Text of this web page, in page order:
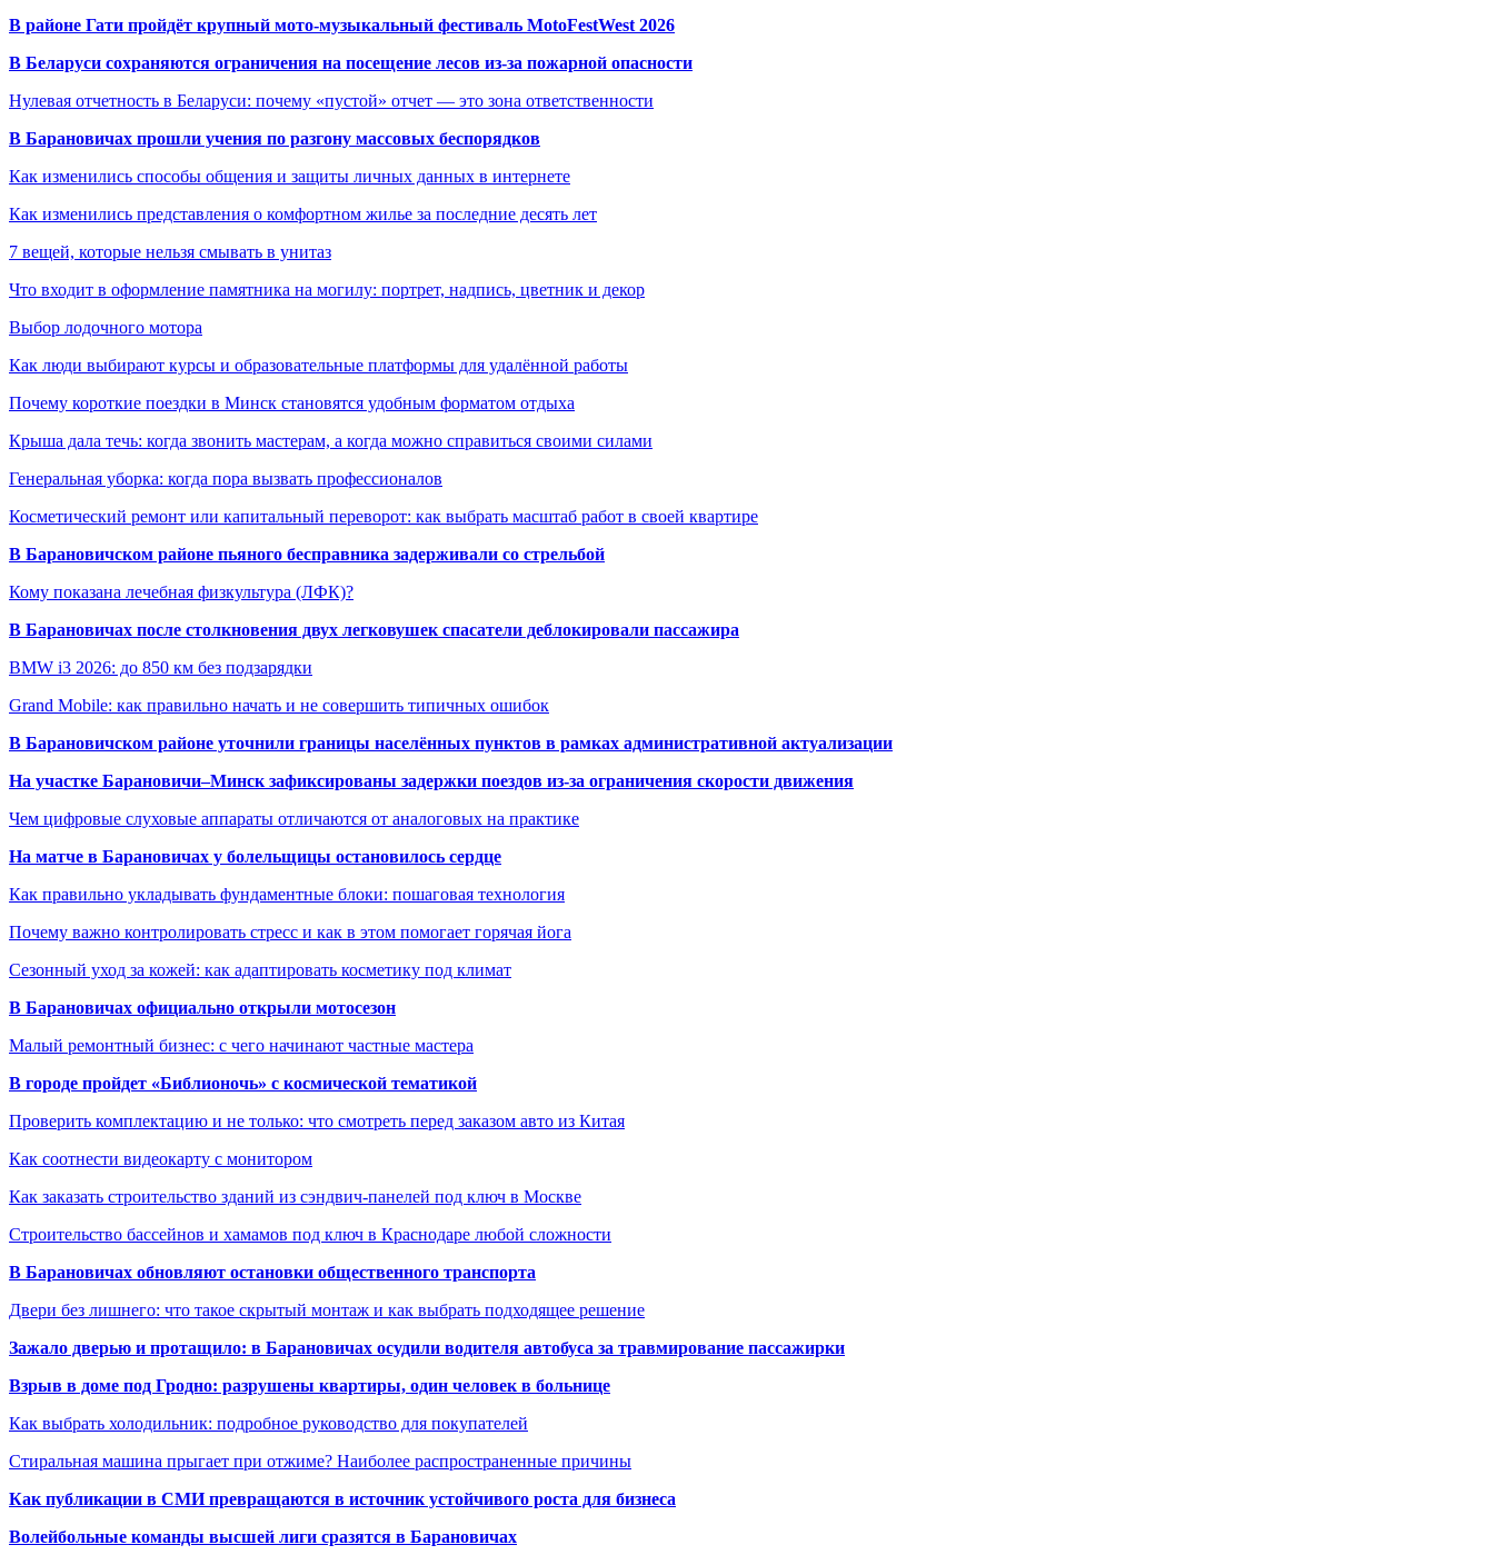
В районе Гати пройдёт крупный мото-музыкальный фестиваль MotoFestWest 2026
В Беларуси сохраняются ограничения на посещение лесов из-за пожарной опасности
Нулевая отчетность в Беларуси: почему «пустой» отчет — это зона ответственности
В Барановичах прошли учения по разгону массовых беспорядков
Как изменились способы общения и защиты личных данных в интернете
Как изменились представления о комфортном жилье за последние десять лет
7 вещей, которые нельзя смывать в унитаз
Что входит в оформление памятника на могилу: портрет, надпись, цветник и декор
Выбор лодочного мотора
Как люди выбирают курсы и образовательные платформы для удалённой работы
Почему короткие поездки в Минск становятся удобным форматом отдыха
Крыша дала течь: когда звонить мастерам, а когда можно справиться своими силами
Генеральная уборка: когда пора вызвать профессионалов
Косметический ремонт или капитальный переворот: как выбрать масштаб работ в своей квартире
В Барановичском районе пьяного бесправника задерживали со стрельбой
Кому показана лечебная физкультура (ЛФК)?
В Барановичах после столкновения двух легковушек спасатели деблокировали пассажира
BMW i3 2026: до 850 км без подзарядки
Grand Mobile: как правильно начать и не совершить типичных ошибок
В Барановичском районе уточнили границы населённых пунктов в рамках административной актуализации
На участке Барановичи–Минск зафиксированы задержки поездов из-за ограничения скорости движения
Чем цифровые слуховые аппараты отличаются от аналоговых на практике
На матче в Барановичах у болельщицы остановилось сердце
Как правильно укладывать фундаментные блоки: пошаговая технология
Почему важно контролировать стресс и как в этом помогает горячая йога
Сезонный уход за кожей: как адаптировать косметику под климат
В Барановичах официально открыли мотосезон
Малый ремонтный бизнес: с чего начинают частные мастера
В городе пройдет «Библионочь» с космической тематикой
Проверить комплектацию и не только: что смотреть перед заказом авто из Китая
Как соотнести видеокарту с монитором
Как заказать строительство зданий из сэндвич-панелей под ключ в Москве
Строительство бассейнов и хамамов под ключ в Краснодаре любой сложности
В Барановичах обновляют остановки общественного транспорта
Двери без лишнего: что такое скрытый монтаж и как выбрать подходящее решение
Зажало дверью и протащило: в Барановичах осудили водителя автобуса за травмирование пассажирки
Взрыв в доме под Гродно: разрушены квартиры, один человек в больнице
Как выбрать холодильник: подробное руководство для покупателей
Стиральная машина прыгает при отжиме? Наиболее распространенные причины
Как публикации в СМИ превращаются в источник устойчивого роста для бизнеса
Волейбольные команды высшей лиги сразятся в Барановичах